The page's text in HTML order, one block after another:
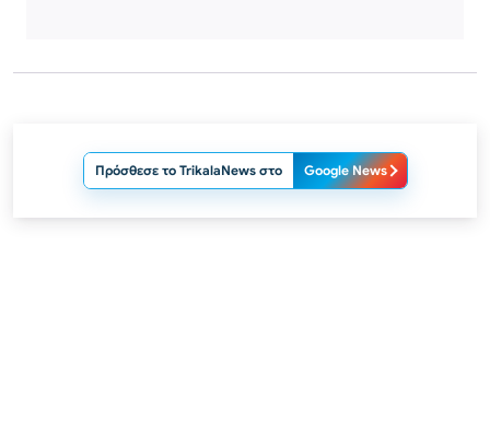
Πρόσθεσε το TrikalaNews στο Google News